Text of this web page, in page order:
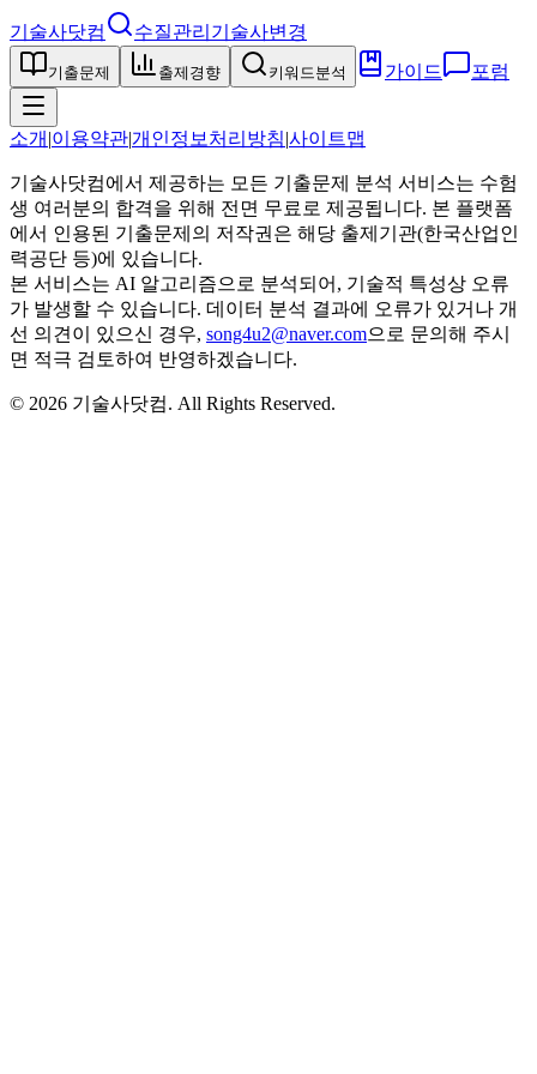
기술사닷컴 수질관리기술사변경
기출문제 출제경향 키워드분석 가이드 포럼
소개 |이용약관|개인정보처리방침|사이트맵
기술사닷컴에서 제공하는 모든 기출문제 분석 서비스는 수험
생 여러분의 합격을 위해 전면 무료로 제공됩니다. 본 플랫폼
에서 인용된 기출문제의 저작권은 해당 출제기관(한국산업인
력공단 등)에 있습니다.
본 서비스는 AI 알고리즘으로 분석되어, 기술적 특성상 오류
가 발생할 수 있습니다. 데이터 분석 결과에 오류가 있거나 개
선 의견이 있으신 경우, song4u2@naver.com으로 문의해 주시
면 적극 검토하여 반영하겠습니다.
© 2026 기술사닷컴. All Rights Reserved.